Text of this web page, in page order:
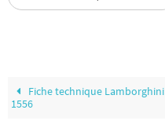
Fiche technique Lamborghini
1556